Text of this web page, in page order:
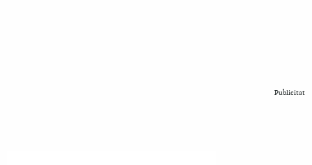
Publicitat